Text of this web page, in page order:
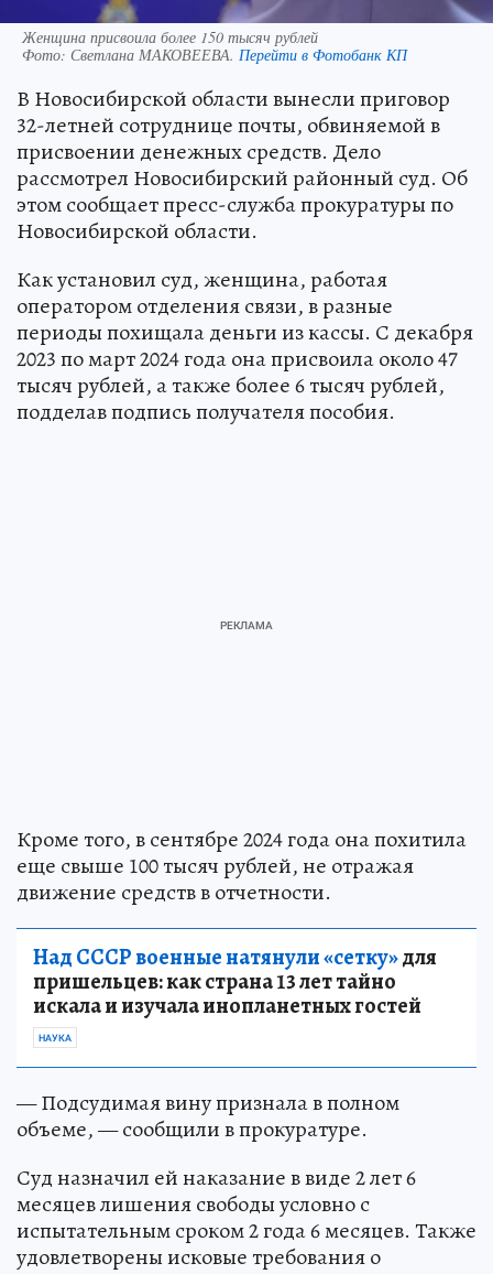
Женщина присвоила более 150 тысяч рублей
Фото: Светлана МАКОВЕЕВА. Перейти в Фотобанк КП
В Новосибирской области вынесли приговор
32-летней сотруднице почты, обвиняемой в
присвоении денежных средств. Дело
рассмотрел Новосибирский районный суд. Об
этом сообщает пресс-служба прокуратуры по
Новосибирской области.
Как установил суд, женщина, работая
оператором отделения связи, в разные
периоды похищала деньги из кассы. С декабря
2023 по март 2024 года она присвоила около 47
тысяч рублей, а также более 6 тысяч рублей,
подделав подпись получателя пособия.
Кроме того, в сентябре 2024 года она похитила
еще свыше 100 тысяч рублей, не отражая
движение средств в отчетности.
Над СССР военные натянули «сетку»для
пришельцев: как страна 13 лет тайно
искала и изучала инопланетных гостей
НАУКА
— Подсудимая вину признала в полном
объеме, — сообщили в прокуратуре.
Суд назначил ей наказание в виде 2 лет 6
месяцев лишения свободы условно с
испытательным сроком 2 года 6 месяцев. Также
удовлетворены исковые требования о